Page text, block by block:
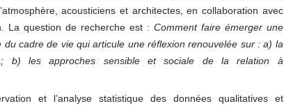
acousticiens et architectes, en collaboration avec
La question de recherche est : Comment faire émerger une
cadre de vie qui articule une réflexion renouvelée sur : a) la
; b) les approches sensible et sociale de la relation à
et l’analyse statistique des données qualitatives et